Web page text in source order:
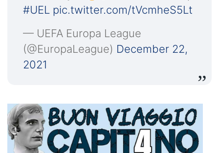
#UEL pic.twitter.com/tVcmheS5Lt
— UEFA Europa League
(@EuropaLeague) December 22,
2021